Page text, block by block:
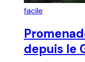
facile
depuis le